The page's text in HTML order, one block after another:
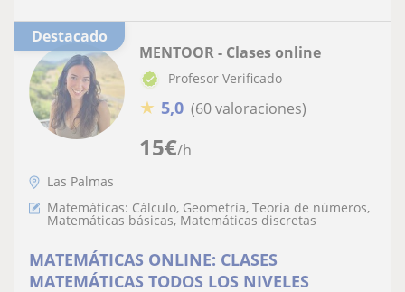
Destacado
15€/h
MENTOOR - Clases online
Profesor Verificado
★ 5,0 (60 valoraciones)
Las Palmas
Matemáticas: Cálculo, Geometría, Teoría de números,
Matemáticas básicas, Matemáticas discretas
MATEMÁTICAS ONLINE: CLASES
MATEMÁTICAS TODOS LOS NIVELES